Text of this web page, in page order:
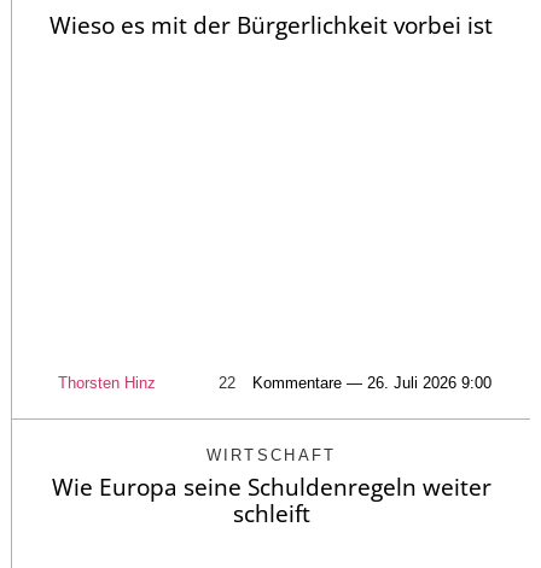
Wieso es mit der Bürgerlichkeit vorbei ist
Thorsten Hinz 22 Kommentare — 26. Juli 2026 9:00
WIRTSCHAFT
Wie Europa seine Schuldenregeln weiter
schleift